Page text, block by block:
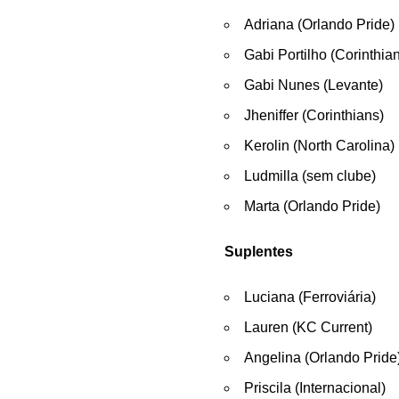
Adriana (Orlando Pride)
Gabi Portilho
Gabi Nunes (Levante)
Jheniffer (Corinthians)
Kerolin (North Carolina)
Ludmilla (sem clube)
Marta (Orlando Pride)
Suplentes
Luciana (Ferroviária)
Lauren (KC Current)
Angelina (Orlando
Priscila (Internacional)